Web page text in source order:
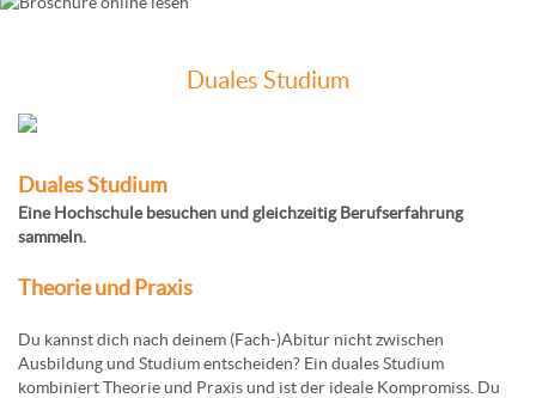
Duales Studium
Duales Studium
Eine Hochschule besuchen und gleichzeitig Berufserfahrung
sammeln.
Theorie und Praxis
Du kannst dich nach deinem (Fach-)Abitur nicht zwischen
Ausbildung und Studium entscheiden? Ein duales Studium
kombiniert Theorie und Praxis und ist der ideale Kompromiss. Du